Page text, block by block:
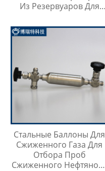
Из Резервуаров Для
Любой Высоте
Стальные Баллоны Для
Сжиженного Газа Для
Отбора Проб
Сжиженного Нефтяного